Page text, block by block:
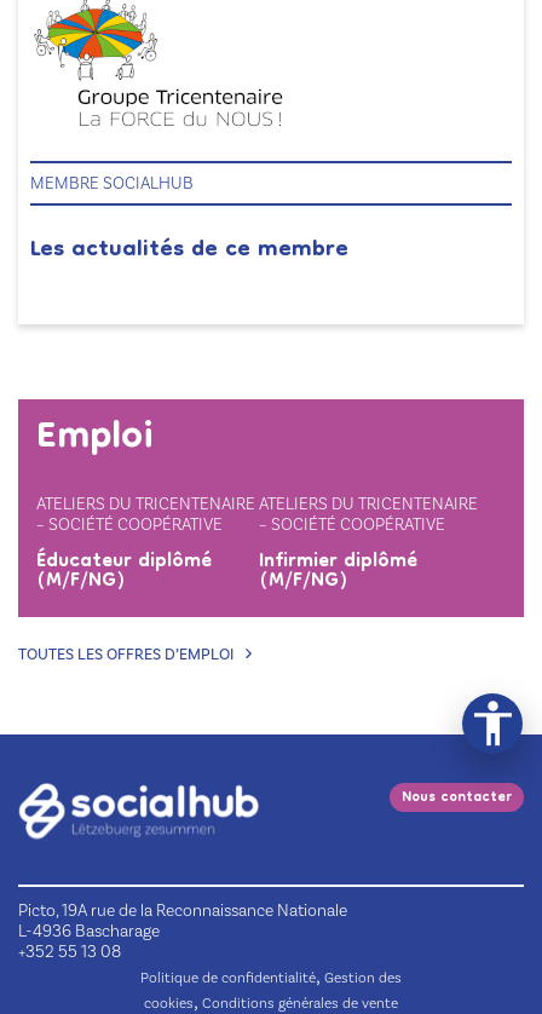
MEMBRE SOCIALHUB
Les actualités de ce membre
Emploi
ATELIERS DU TRICENTENAIRE
– SOCIÉTÉ COOPÉRATIVE
Éducateur diplômé
(M/F/NG)
ATELIERS DU TRICENTENAIRE
– SOCIÉTÉ COOPÉRATIVE
Infirmier diplômé
(M/F/NG)
TOUTES LES OFFRES D’EMPLOI
Nous contacter
Picto, 19A rue de la Reconnaissance Nationale
L-4936 Bascharage
+352 55 13 08
Politique de confidentialité, Gestion des
cookies, Conditions générales de vente